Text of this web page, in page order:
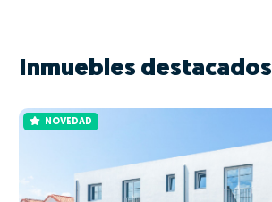
Inmuebles destacados
NOVEDAD